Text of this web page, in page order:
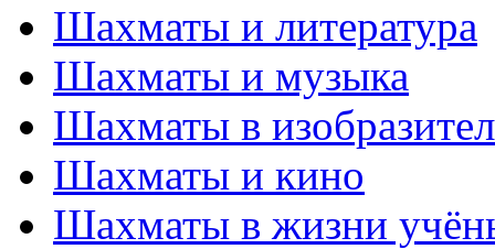
Шахматы и литература
Шахматы и музыка
Шахматы в
Шахматы и кино
Шахматы в жизни